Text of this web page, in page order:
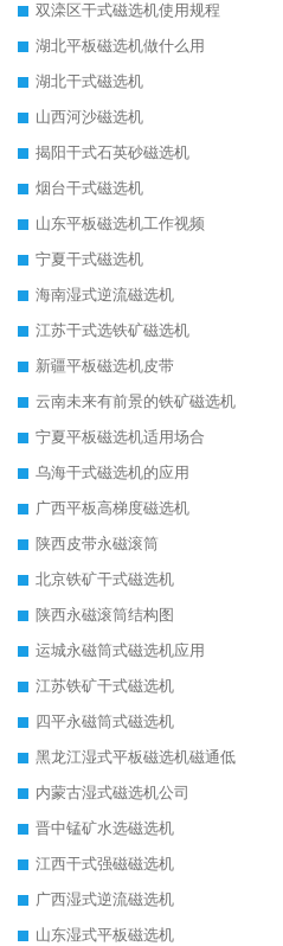
双滦区干式磁选机使用规程
湖北平板磁选机做什么用
湖北干式磁选机
山西河沙磁选机
揭阳干式石英砂磁选机
烟台干式磁选机
山东平板磁选机工作视频
宁夏干式磁选机
海南湿式逆流磁选机
江苏干式选铁矿磁选机
新疆平板磁选机皮带
云南未来有前景的铁矿磁选机
宁夏平板磁选机适用场合
乌海干式磁选机的应用
广西平板高梯度磁选机
陕西皮带永磁滚筒
北京铁矿干式磁选机
陕西永磁滚筒结构图
运城永磁筒式磁选机应用
江苏铁矿干式磁选机
四平永磁筒式磁选机
黑龙江湿式平板磁选机磁通低
内蒙古湿式磁选机公司
晋中锰矿水选磁选机
江西干式强磁磁选机
广西湿式逆流磁选机
山东湿式平板磁选机